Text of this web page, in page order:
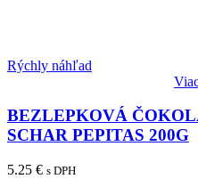
Rýchly náhľad
BEZLEPKOVÁ
SCHAR PEPITAS 200G
5.25 € s DPH